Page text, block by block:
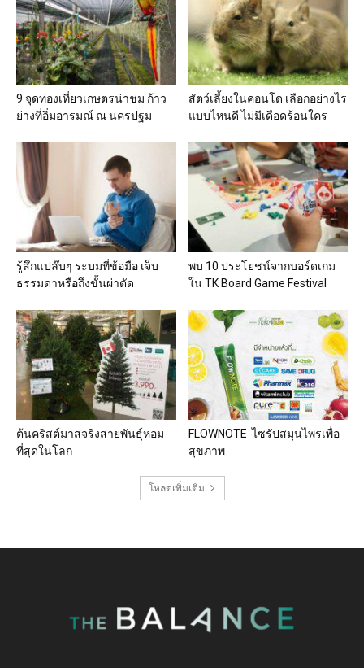
9 จุดท่องเที่ยวเกษตรน่าชม ก้าว
ย่างที่อิ่มอารมณ์ ณ นครปฐม
สัตว์เลี้ยงในคอนโด เลือกอย่างไร
แบบไหนดี ไม่มีเดือดร้อนใคร
รู้สึกแปล๊บๆ ระบมที่ข้อมือ เจ็บ
ธรรมดาหรือถึงขั้นผ่าตัด
พบ 10 ประโยชน์จากบอร์ดเกม
ใน TK Board Game Festival
ต้นคริสต์มาสจริงสายพันธุ์หอม
ที่สุดในโลก
FLOWNOTE ไซรัปสมุนไพรเพื่อ
สุขภาพ
โหลดเพิ่มเติม